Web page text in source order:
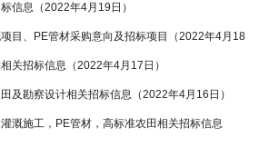
信息（2022年4月19日）
目、PE管材采购意向及招标项目（2022年4月18
关招标信息（2022年4月17日）
及勘察设计相关招标信息（2022年4月16日）
溉施工，PE管材，高标准农田相关招标信息